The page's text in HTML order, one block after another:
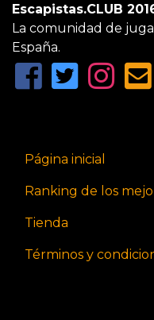
Escapistas.CLUB
La comunidad de
España.
Página inicial
Ranking de los
Tienda
Términos y